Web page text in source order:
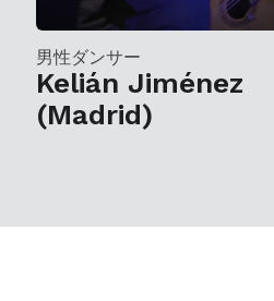
男性ダンサー
Kelián Jiménez
(Madrid)